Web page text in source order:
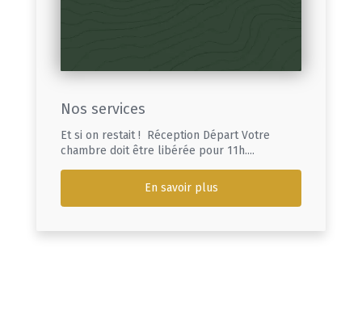
Nos services
Et si on restait ! Réception Départ Votre
chambre doit être libérée pour 11h....
En savoir plus